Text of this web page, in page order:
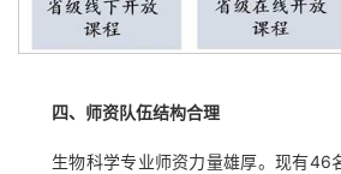
四、师资队伍结构合理
生物科学专业师资力量雄厚。现有46